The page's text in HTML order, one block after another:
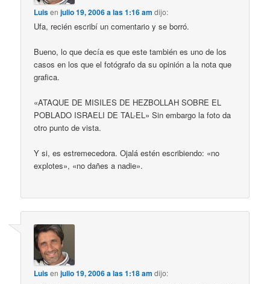
Luisenjulio 19, 2006 a las 1:16 am dijo:
Ufa, recién escribí un comentario y se borró.
Bueno, lo que decía es que este también es uno de los
casos en los que el fotógrafo da su opinión a la nota que
grafica.
«ATAQUE DE MISILES DE HEZBOLLAH SOBRE EL
POBLADO ISRAELI DE TAL-EL» Sin embargo la foto da
otro punto de vista.
Y si, es estremecedora. Ojalá estén escribiendo: «no
explotes», «no dañes a nadie».
Luisenjulio 19, 2006 a las 1:18 am dijo: